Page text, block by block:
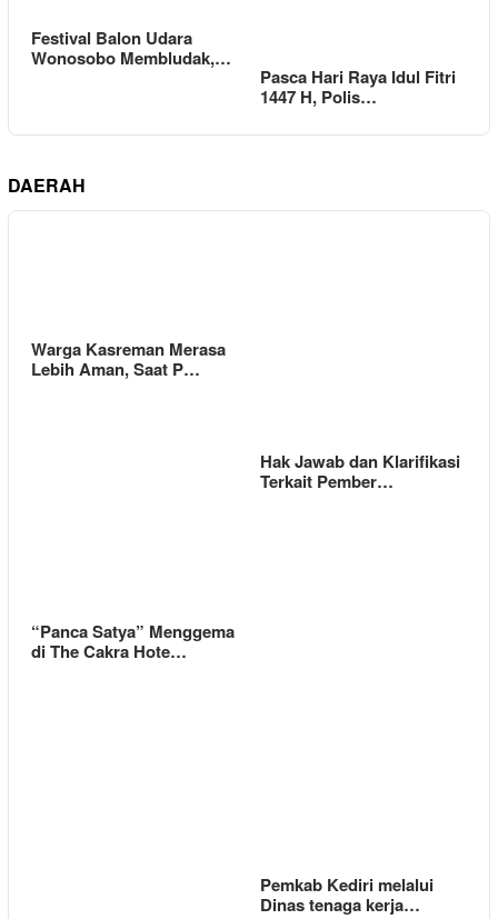
Festival Balon Udara
Wonosobo Membludak,…
Pasca Hari Raya Idul Fitri
1447 H, Polis…
DAERAH
Warga Kasreman Merasa
Lebih Aman, Saat P…
Hak Jawab dan Klarifikasi
Terkait Pember…
“Panca Satya” Menggema
di The Cakra Hote…
Pemkab Kediri melalui
Dinas tenaga kerja…